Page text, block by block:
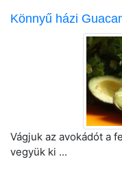
Könnyű házi
Vágjuk az avokádót a
vegyük ki ...